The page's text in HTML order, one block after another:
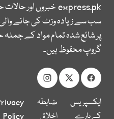
express.pkخبروں اور
سب سے زیادہ وزٹ کی جانے
پر شائع شدہ تمام مواد کے
گروپ محفوظ ہیں۔
ایکسپریس
کے بارے
ضابطہ
اخلاق
Policy